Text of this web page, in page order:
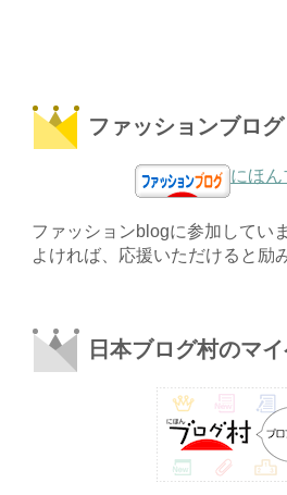
ファッションブログ
にほ
ファッションblogに参加してい
よければ、応援いただけると励
日本ブログ村のマ